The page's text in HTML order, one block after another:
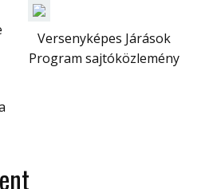
Versenyképes Járások
Program sajtóközlemény